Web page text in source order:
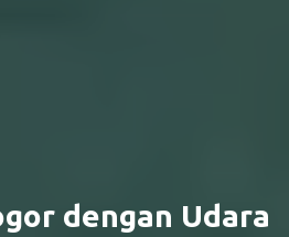
dengan Udara